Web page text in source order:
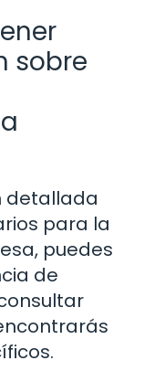
sobre
detallada
para la
puedes
de